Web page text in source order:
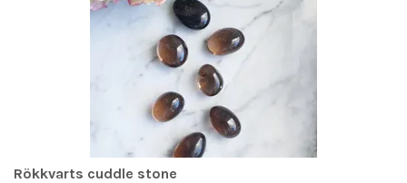
Rökkvarts cuddle stone